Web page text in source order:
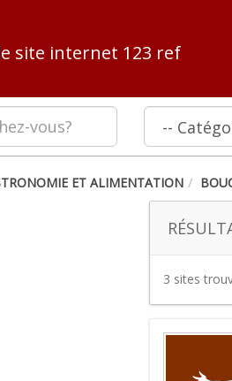
site internet 123 ref
ET ALIMENTATION
3 sites